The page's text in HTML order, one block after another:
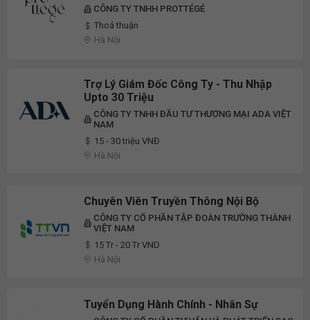
CÔNG TY TNHH PROTTÉGÉ
Thoả thuận
Hà Nội
Trợ Lý Giám Đốc Công Ty - Thu Nhập
Upto 30 Triệu
CÔNG TY TNHH ĐẦU TƯ THƯƠNG MẠI ADA VIỆT
NAM
15 - 30 triệu VNĐ
Hà Nội
Chuyên Viên Truyền Thông Nội Bộ
CÔNG TY CỔ PHẦN TẬP ĐOÀN TRƯỜNG THÀNH
VIỆT NAM
15 Tr - 20 Tr VND
Hà Nội
Tuyển Dụng Hành Chính - Nhân Sự